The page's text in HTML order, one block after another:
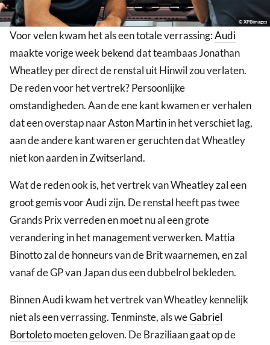
© XPBimages
Voor velen kwam het als een totale verrassing:Audi
maakte vorige week bekend dat teambaas Jonathan
Wheatley per direct de renstal uit Hinwil zou verlaten.
De reden voor het vertrek? Persoonlijke
omstandigheden. Aan de ene kant kwamen er verhalen
dat een overstap naarAston Martinin het verschiet lag,
aan de andere kant waren er geruchten dat Wheatley
niet kon aarden in Zwitserland.
Wat de reden ook is, het vertrek van Wheatley zal een
groot gemis voor Audi zijn. De renstal heeft pas twee
Grands Prix verreden en moet nu al een grote
verandering in het management verwerken. Mattia
Binotto zal de honneurs van de Brit waarnemen, en zal
vanaf de GP van Japan dus een dubbelrol bekleden.
Binnen Audi kwam het vertrek van Wheatley kennelijk
niet als een verrassing. Tenminste, als weGabriel
Bortoletomoeten geloven. De Braziliaan gaat op de